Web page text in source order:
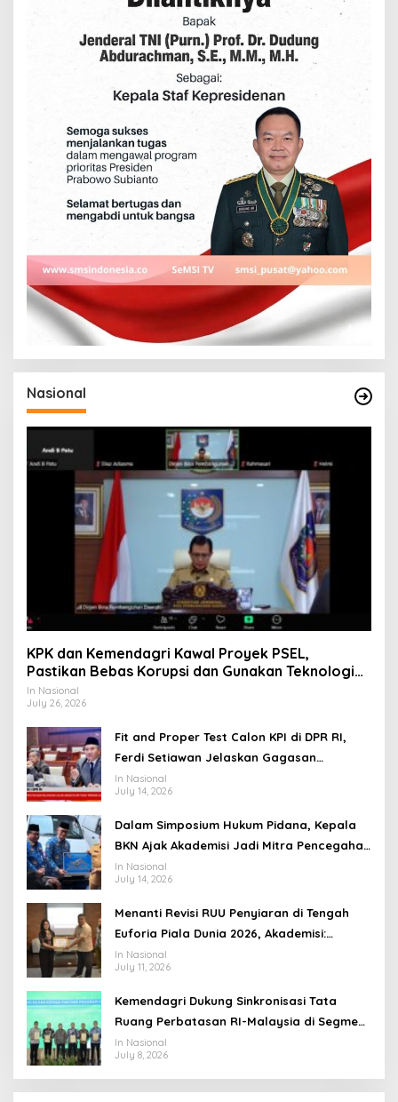
Nasional
KPK dan Kemendagri Kawal Proyek PSEL,
Pastikan Bebas Korupsi dan Gunakan Teknologi
Ramah Lingkungan
In Nasional
July 26, 2026
Fit and Proper Test Calon KPI di DPR RI,
Ferdi Setiawan Jelaskan Gagasan
Transformasi Menuju Ekosistem Penyiaran
yang Adaptif
In Nasional
July 14, 2026
Dalam Simposium Hukum Pidana, Kepala
BKN Ajak Akademisi Jadi Mitra Pencegahan
Tindak Pidana di Birokrasi
In Nasional
July 14, 2026
Menanti Revisi RUU Penyiaran di Tengah
Euforia Piala Dunia 2026, Akademisi:
Jangan Terus Jadi “Messi dan Ronaldo”
Legislasi
In Nasional
July 11, 2026
Kemendagri Dukung Sinkronisasi Tata
Ruang Perbatasan RI-Malaysia di Segmen
Sinapad-Sesai
In Nasional
July 8, 2026